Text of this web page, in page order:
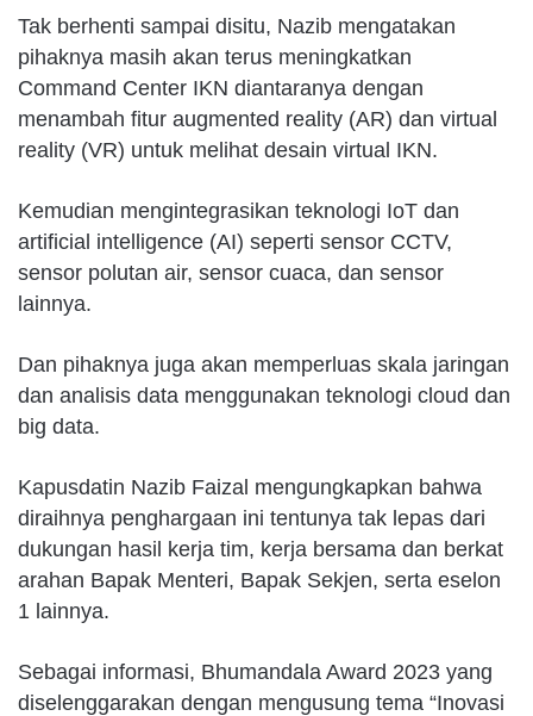
Tak berhenti sampai disitu, Nazib mengatakan
pihaknya masih akan terus meningkatkan
Command Center IKN diantaranya dengan
menambah fitur augmented reality (AR) dan virtual
reality (VR) untuk melihat desain virtual IKN.
Kemudian mengintegrasikan teknologi IoT dan
artificial intelligence (AI) seperti sensor CCTV,
sensor polutan air, sensor cuaca, dan sensor
lainnya.
Dan pihaknya juga akan memperluas skala jaringan
dan analisis data menggunakan teknologi cloud dan
big data.
Kapusdatin Nazib Faizal mengungkapkan bahwa
diraihnya penghargaan ini tentunya tak lepas dari
dukungan hasil kerja tim, kerja bersama dan berkat
arahan Bapak Menteri, Bapak Sekjen, serta eselon
1 lainnya.
Sebagai informasi, Bhumandala Award 2023 yang
diselenggarakan dengan mengusung tema “Inovasi